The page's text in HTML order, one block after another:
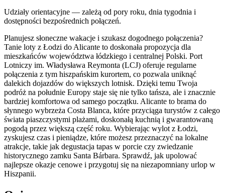
Udziały orientacyjne — zależą od pory roku, dnia tygodnia i
dostępności bezpośrednich połączeń.
Planujesz słoneczne wakacje i szukasz dogodnego połączenia?
Tanie loty z Łodzi do Alicante to doskonała propozycja dla
mieszkańców województwa łódzkiego i centralnej Polski. Port
Lotniczy im. Władysława Reymonta (LCJ) oferuje regularne
połączenia z tym hiszpańskim kurortem, co pozwala uniknąć
dalekich dojazdów do większych lotnisk. Dzięki temu Twoja
podróż na południe Europy staje się nie tylko tańsza, ale i znacznie
bardziej komfortowa od samego początku. Alicante to brama do
słynnego wybrzeża Costa Blanca, które przyciąga turystów z całego
świata piaszczystymi plażami, doskonałą kuchnią i gwarantowaną
pogodą przez większą część roku. Wybierając wylot z Łodzi,
zyskujesz czas i pieniądze, które możesz przeznaczyć na lokalne
atrakcje, takie jak degustacja tapas w porcie czy zwiedzanie
historycznego zamku Santa Bárbara. Sprawdź, jak upolować
najlepsze okazje cenowe i przygotuj się na niezapomniany urlop w
Hiszpanii.